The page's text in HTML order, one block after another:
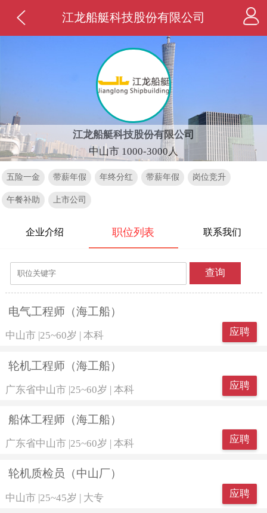
江龙船艇科技股份有限公司
江龙船艇科技股份有限公司
中山市 1000-3000人
五险一金 带薪年假 年终分红 带薪年假 岗位竞升
午餐补助 上市公司
企业介绍 职位列表 联系我们
查询
电气工程师（海工船）
中山市 25~60岁 本科 应聘
轮机工程师（海工船）
广东省中山市 |25~60岁 | 本科 应聘
船体工程师（海工船）
广东省中山市 25~60岁 本科 应聘
轮机质检员（中山厂）
中山市 |25~45岁 | 大专 应聘